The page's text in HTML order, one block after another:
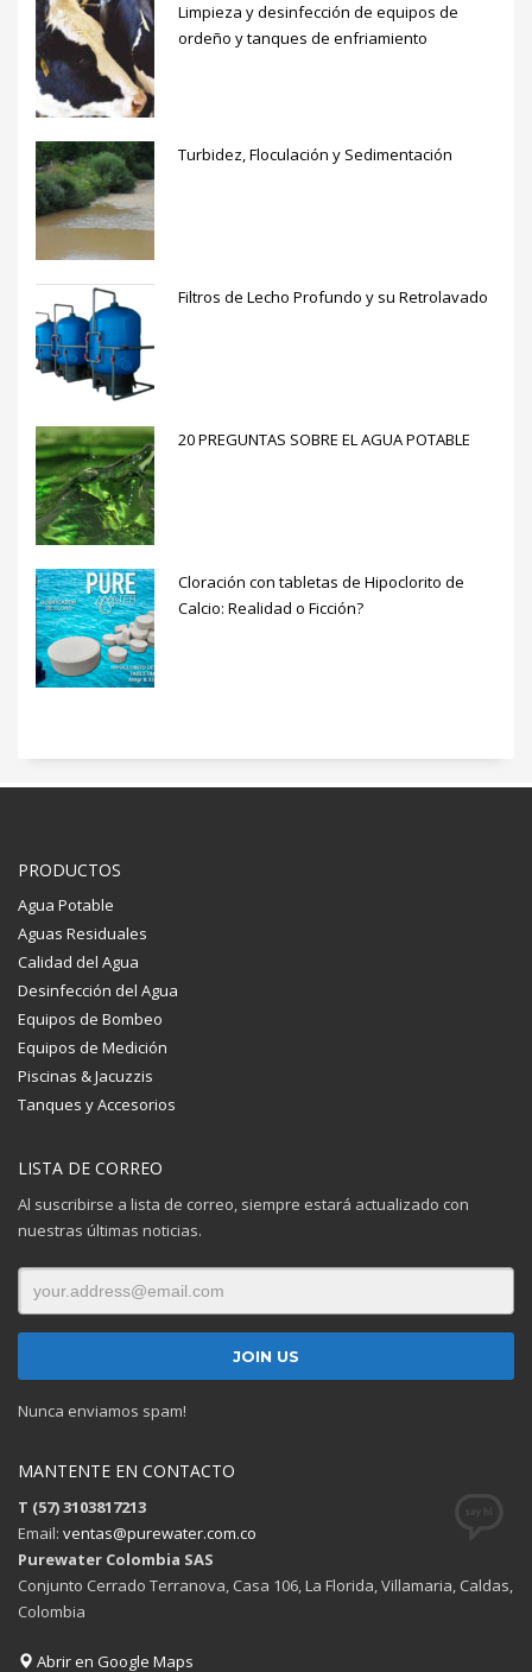
Limpieza y desinfección de equipos de
ordeño y tanques de enfriamiento
Turbidez, Floculación y Sedimentación
Filtros de Lecho Profundo y su Retrolavado
20 PREGUNTAS SOBRE EL AGUA POTABLE
Cloración con tabletas de Hipoclorito de
Calcio: Realidad o Ficción?
PRODUCTOS
Agua Potable
Aguas Residuales
Calidad del Agua
Desinfección del Agua
Equipos de Bombeo
Equipos de Medición
Piscinas & Jacuzzis
Tanques y Accesorios
LISTA DE CORREO
Al suscribirse a lista de correo, siempre estará actualizado con
nuestras últimas noticias.
Nunca enviamos spam!
MANTENTE EN CONTACTO
T (57) 3103817213
Email: ventas@purewater.com.co
Purewater Colombia SAS
Conjunto Cerrado Terranova, Casa 106, La Florida, Villamaria, Caldas,
Colombia
Abrir en Google Maps